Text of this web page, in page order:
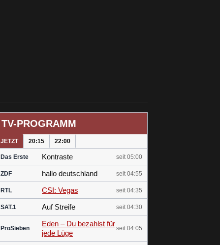
TV-PROGRAMM
JETZT 20:15 22:00
Das Erste Kontraste seit 05:00
ZDF hallo deutschland seit 04:55
RTL CSI: Vegas seit 04:35
SAT.1 Auf Streife seit 04:30
ProSieben
Eden – Du bezahlst für
jede Lüge
seit 04:05